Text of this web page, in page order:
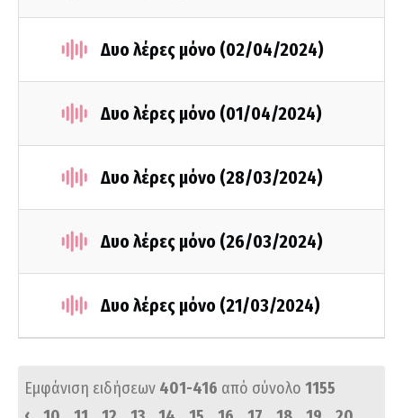
Δυο λέρες μόνο (02/04/2024)
Δυο λέρες μόνο (01/04/2024)
Δυο λέρες μόνο (28/03/2024)
Δυο λέρες μόνο (26/03/2024)
Δυο λέρες μόνο (21/03/2024)
Εμφάνιση ειδήσεων 401-416 από σύνολο 1155